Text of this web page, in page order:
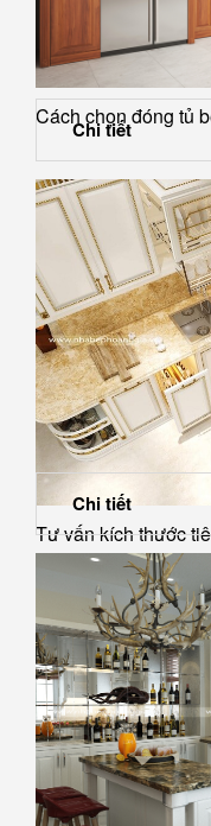
Cách chọn đóng tủ
Chi tiết
Tư vấn kích thước
Chi tiết